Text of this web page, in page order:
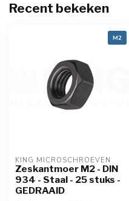
Recent bekeken
M2
KING MICROSCHROEVEN
Zeskantmoer M2 - DIN
934 - Staal - 25 stuks -
GEDRAAID